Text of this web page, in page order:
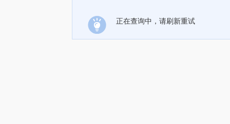
正在查询中，请刷新重试